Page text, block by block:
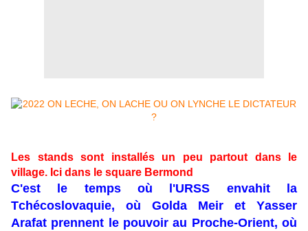
Les stands sont installés un peu partout dans le
village. Ici dans le square Bermond
C'est le temps où l'URSS envahit la
Tchécoslovaquie, où Golda Meir et Yasser
Arafat prennent le pouvoir au Proche-Orient, où